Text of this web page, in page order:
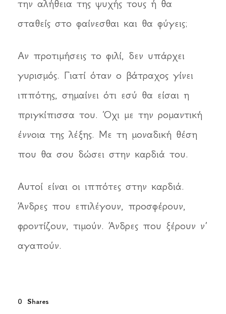
την αλήθεια της ψυχής τους ή θα
σταθείς στο φαίνεσθαι και θα φύγεις;
Αν προτιμήσεις το φιλί, δεν υπάρχει
γυρισμός. Γιατί όταν ο βάτραχος γίνει
ιππότης, σημαίνει ότι εσύ θα είσαι η
πριγκίπισσα του. Όχι με την ρομαντική
έννοια της λέξης. Με τη μοναδική θέση
που θα σου δώσει στην καρδιά του.
Αυτοί είναι οι ιππότες στην καρδιά.
Άνδρες που επιλέγουν, προσφέρουν,
φροντίζουν, τιμούν. Άνδρες που ξέρουν ν’
αγαπούν.
0 Shares